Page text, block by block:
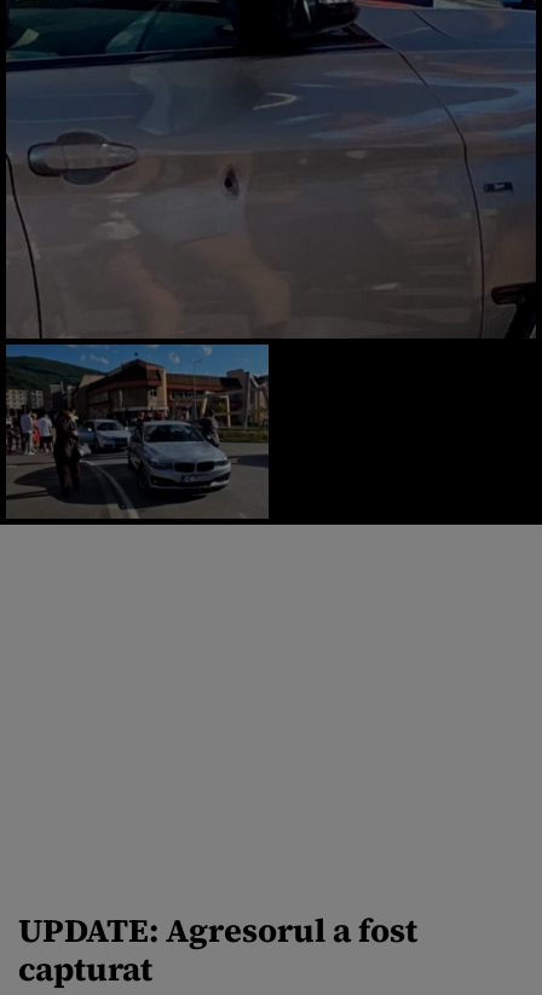
UPDATE: Agresorul a fost
capturat